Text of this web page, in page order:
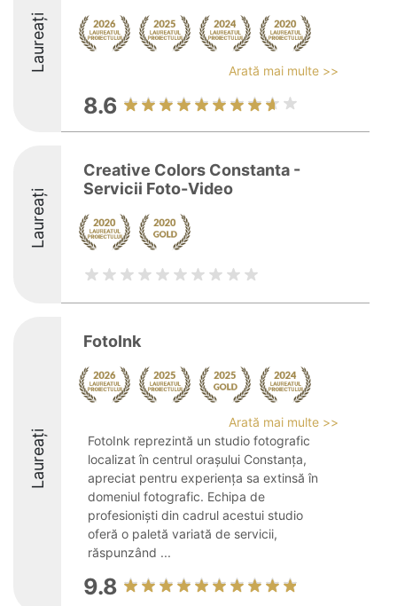
Laureați Arată mai multe >>
8.6
Laureați
Creative Colors Constanta -
Servicii Foto-Video
Laureați
FotoInk
Arată mai multe >>
FotoInk reprezintă un studio fotografic
localizat în centrul orașului Constanța,
apreciat pentru experiența sa extinsă în
domeniul fotografic. Echipa de
profesioniști din cadrul acestui studio
oferă o paletă variată de servicii,
răspunzând ...
9.8